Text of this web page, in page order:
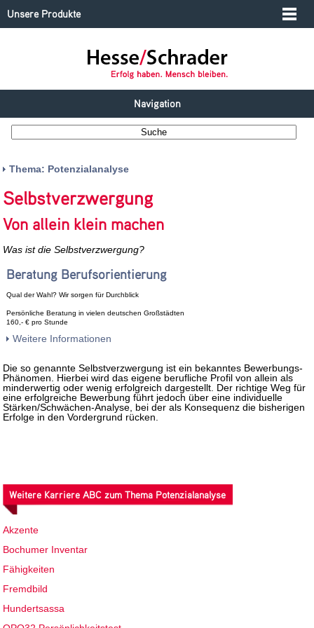
Unsere Produkte
Navigation
Thema: Potenzialanalyse
Selbstverzwergung
Von allein klein machen
Was ist die Selbstverzwergung?
Beratung Berufsorientierung
Qual der Wahl? Wir sorgen für Durchblick
Persönliche Beratung in vielen deutschen Großstädten
160,- € pro Stunde
Weitere Informationen
Die so genannte Selbstverzwergung ist ein bekanntes Bewerbungs-
Phänomen. Hierbei wird das eigene berufliche Profil von allein als
minderwertig oder wenig erfolgreich dargestellt. Der richtige Weg für
eine erfolgreiche Bewerbung führt jedoch über eine individuelle
Stärken/Schwächen-Analyse, bei der als Konsequenz die bisherigen
Erfolge in den Vordergrund rücken.
Weitere Karriere ABC zum Thema Potenzialanalyse
Akzente
Bochumer Inventar
Fähigkeiten
Fremdbild
Hundertsassa